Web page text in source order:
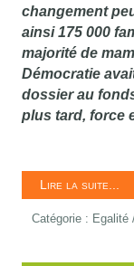
changement
ainsi 175 000
majorité de
Démocratie
dossier au
plus tard, force
Lire la suite...
Catégorie : Egalité